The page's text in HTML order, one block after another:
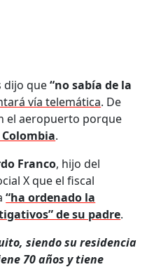
dijo que“no sabía de la
vía telemática. De
el aeropuerto porque
.
Franco, hijo del
X que el fiscal
“ha ordenado la
de su padre.
siendo su residencia
70 años y tiene